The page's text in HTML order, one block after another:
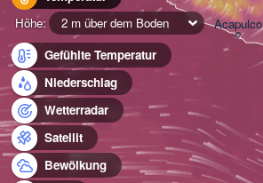
Höhe:
2 m über dem Boden
Gefühlte Temperatur
Niederschlag
Wetterradar
Satellit
Bewölkung
Acapulco